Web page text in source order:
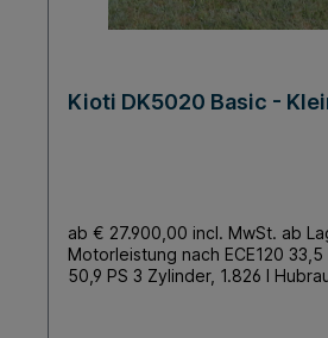
Kioti DK5020 Basic -
ab € 27.900,00 incl. MwSt. ab
Motorleistung nach ECE120 33,5
50,9 PS 3 Zylinder, 1.826 l Hubraum 16x16